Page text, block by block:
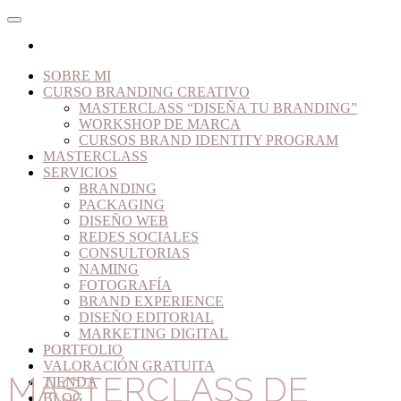
SOBRE MI
CURSO BRANDING CREATIVO
MASTERCLASS “DISEÑA TU BRANDING”
WORKSHOP DE MARCA
CURSOS BRAND IDENTITY PROGRAM
MASTERCLASS
SERVICIOS
BRANDING
PACKAGING
DISEÑO WEB
REDES SOCIALES
CONSULTORIAS
NAMING
FOTOGRAFÍA
BRAND EXPERIENCE
DISEÑO EDITORIAL
MARKETING DIGITAL
PORTFOLIO
VALORACIÓN GRATUITA
TIENDA
BLOG
MASTERCLASS DE